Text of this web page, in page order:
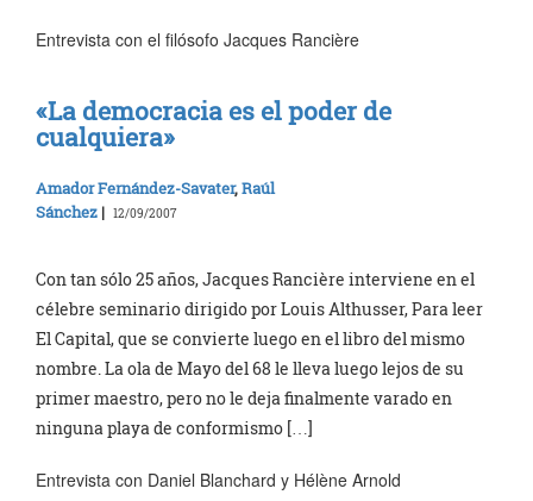
Entrevista con el filósofo Jacques Rancière
«La democracia es el poder de
cualquiera»
Amador Fernández-Savater,Raúl
Sánchez | 12/09/2007
Con tan sólo 25 años, Jacques Rancière interviene en el
célebre seminario dirigido por Louis Althusser, Para leer
El Capital, que se convierte luego en el libro del mismo
nombre. La ola de Mayo del 68 le lleva luego lejos de su
primer maestro, pero no le deja finalmente varado en
ninguna playa de conformismo […]
Entrevista con Daniel Blanchard y Hélène Arnold